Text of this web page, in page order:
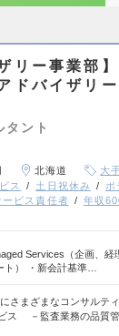
リー事業部
ドバイザリ
タント
北海道 大
ス 土日祝休み
ポ
ービス責任者 年収
Services（企画、経
ト） ・新会計基準…
さまざまなコンサルテ
ス －監査業務の品質